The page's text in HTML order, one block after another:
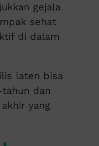
gejala
sehat
di dalam
laten bisa
dan
yang